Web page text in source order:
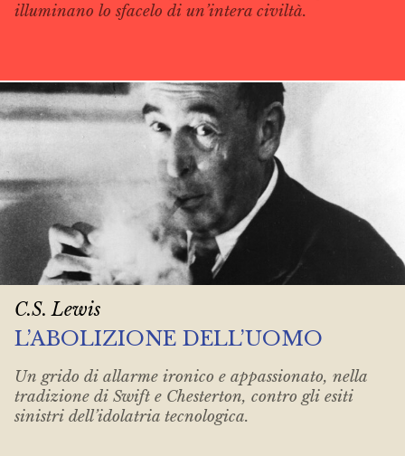
illuminano lo sfacelo di un’intera civiltà.
C.S. Lewis
L’ABOLIZIONE DELL’UOMO
Un grido di allarme ironico e appassionato, nella
tradizione di Swift e Chesterton, contro gli esiti
sinistri dell’idolatria tecnologica.